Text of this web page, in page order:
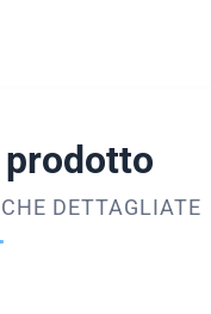
prodotto
DETTAGLIATE